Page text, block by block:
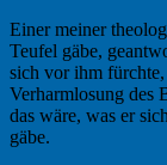
Einer meiner
Teufel gäbe,
sich vor ihm fürchte,
Verharmlosung des
das wäre, was er
gäbe.